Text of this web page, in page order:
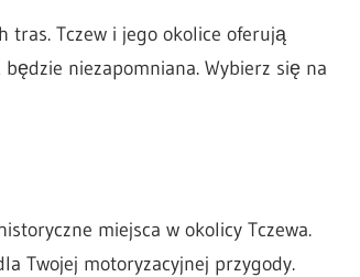
tras. Tczew i jego okolice oferują
niezapomniana. Wybierz się na
miejsca w okolicy Tczewa.
Twojej motoryzacyjnej przygody.